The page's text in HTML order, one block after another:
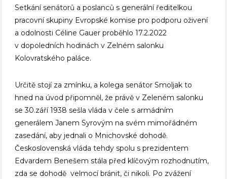
Setkání senátorů a poslanců s generální ředitelkou
pracovní skupiny Evropské komise pro podporu oživení
a odolnosti Céline Gauer proběhlo 17.2.2022
v dopoledních hodinách v Zelném salonku
Kolovratského paláce.
Určitě stojí za zmínku, a kolega senátor Smoljak to
hned na úvod připomněl, že právě v Zeleném salonku
se 30.září 1938 sešla vláda v čele s armádním
generálem Janem Syrovým na svém mimořádném
zasedání, aby jednali o Mnichovské dohodě.
Československá vláda tehdy spolu s prezidentem
Edvardem Benešem stála před klíčovým rozhodnutím,
zda se dohodě velmocí bránit, či nikoli. Po zvážení